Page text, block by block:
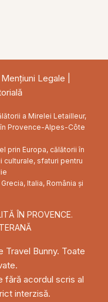
Mențiuni Legale
a Mirelei Letailleur,
Provence-Alpes-Côte
prin Europa, călătorii în
culturale, sfaturi pentru
Italia, România și
ÎN PROVENCE.
Travel Bunny. Toate
fără acordul scris al
interzisă.